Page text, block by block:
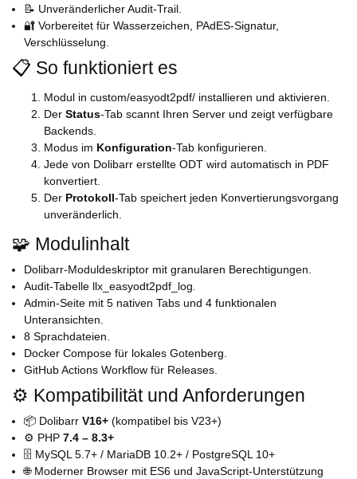
📝 Unveränderlicher Audit-Trail.
🔐 Vorbereitet für Wasserzeichen, PAdES-Signatur,
Verschlüsselung.
📋 So funktioniert es
Modul in custom/easyodt2pdf/ installieren und aktivieren.
Der Status-Tab scannt Ihren Server und zeigt verfügbare
Backends.
Modus im Konfiguration-Tab konfigurieren.
Jede von Dolibarr erstellte ODT wird automatisch in PDF
konvertiert.
Der Protokoll-Tab speichert jeden Konvertierungsvorgang
unveränderlich.
🧩 Modulinhalt
Dolibarr-Moduldeskriptor mit granularen Berechtigungen.
Audit-Tabelle llx_easyodt2pdf_log.
Admin-Seite mit 5 nativen Tabs und 4 funktionalen
Unteransichten.
8 Sprachdateien.
Docker Compose für lokales Gotenberg.
GitHub Actions Workflow für Releases.
⚙️ Kompatibilität und Anforderungen
📦 Dolibarr V16+ (kompatibel bis V23+)
⚙️ PHP 7.4 – 8.3+
🗄️ MySQL 5.7+ / MariaDB 10.2+ / PostgreSQL 10+
🌐 Moderner Browser mit ES6 und JavaScript-Unterstützung